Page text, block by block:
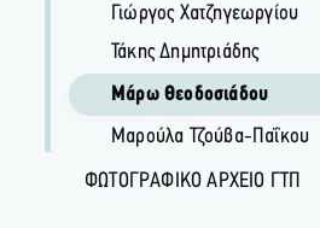
Γιώργος Χατζηγεωργίου
Τάκης Δημητριάδης
Μάρω Θεοδοσιάδου
Μαρούλα Τζούβα-Παΐκου
ΦΩΤΟΓΡΑΦΙΚΌ ΑΡΧΕΊΟ ΓΤΠ